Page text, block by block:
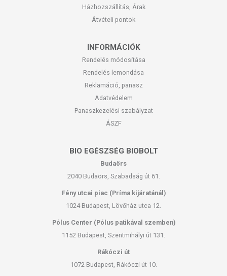
Házhozszállítás, Árak
Átvételi pontok
INFORMÁCIÓK
Rendelés módosítása
Rendelés lemondása
Reklamáció, panasz
Adatvédelem
Panaszkezelési szabályzat
ÁSZF
BIO EGÉSZSÉG BIOBOLT
Budaörs
2040 Budaörs, Szabadság út 61.
Fény utcai piac (Príma kijáratánál)
1024 Budapest, Lövőház utca 12.
Pólus Center (Pólus patikával szemben)
1152 Budapest, Szentmihályi út 131.
Rákóczi út
1072 Budapest, Rákóczi út 10.